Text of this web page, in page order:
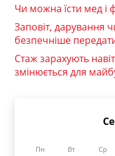
Чи можна їсти мед і
Заповіт, дарування
безпечніше
Стаж зарахують
змінюється для
Пн Вт Ср